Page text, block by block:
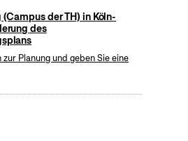
der TH) in Köln-
des
Planung und geben Sie eine